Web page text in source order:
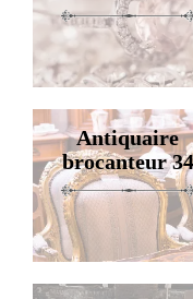
Antiquaire
brocanteur 34